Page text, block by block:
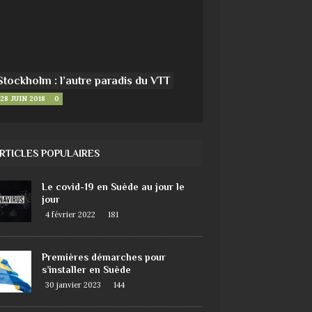
: l’autre paradis du VTT
28 JUIN 2018 0
POPULAIRES
Le covid-19 en Suède au jour le
jour
4 février 2022 181
Premières démarches pour
s’installer en Suède
30 janvier 2023 144